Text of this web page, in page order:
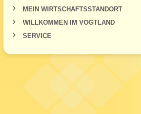
MEIN WIRTSCHAFTSSTANDORT
WILLKOMMEN IM VOGTLAND
SERVICE